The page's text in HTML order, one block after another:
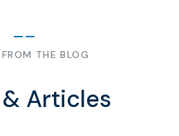
THE BLOG
Articles